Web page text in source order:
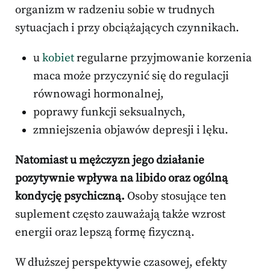
organizm w radzeniu sobie w trudnych
sytuacjach i przy obciążających czynnikach.
ukobietregularne przyjmowanie korzenia
maca może przyczynić się do regulacji
równowagi hormonalnej,
poprawy funkcji seksualnych,
zmniejszenia objawów depresji i lęku.
Natomiast u mężczyzn jego działanie
pozytywnie wpływa na libido oraz ogólną
kondycję psychiczną. Osoby stosujące ten
suplement często zauważają także wzrost
energii oraz lepszą formę fizyczną.
W dłuższej perspektywie czasowej, efekty